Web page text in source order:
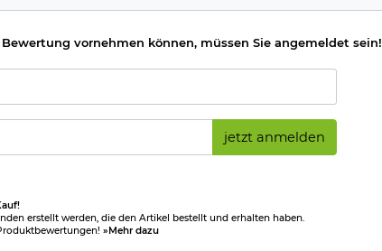
die EU
Bewertung vornehmen können, müssen Sie angemeldet sein!
jetzt anmelden
erstellt werden, die den Artikel bestellt und erhalten haben.
»Mehr dazu